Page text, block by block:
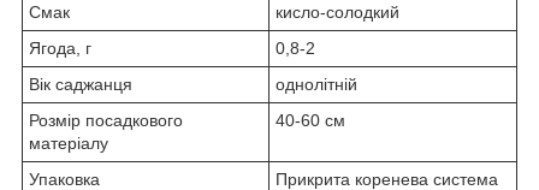
Смак
кисло-солодкий
Ягода, г
0,8-2
Вік саджанця
однолітній
Розмір посадкового
матеріалу
40-60 см
Упаковка
Прикрита коренева система